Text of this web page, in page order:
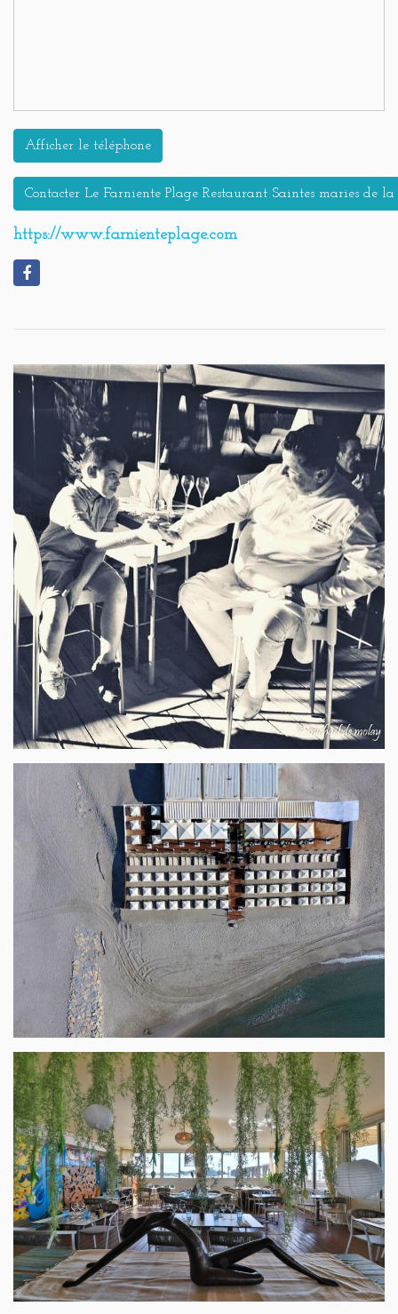
Afficher le téléphone
Contacter Le Farniente Plage Restaurant Saintes maries de
https://www.farnienteplage.com